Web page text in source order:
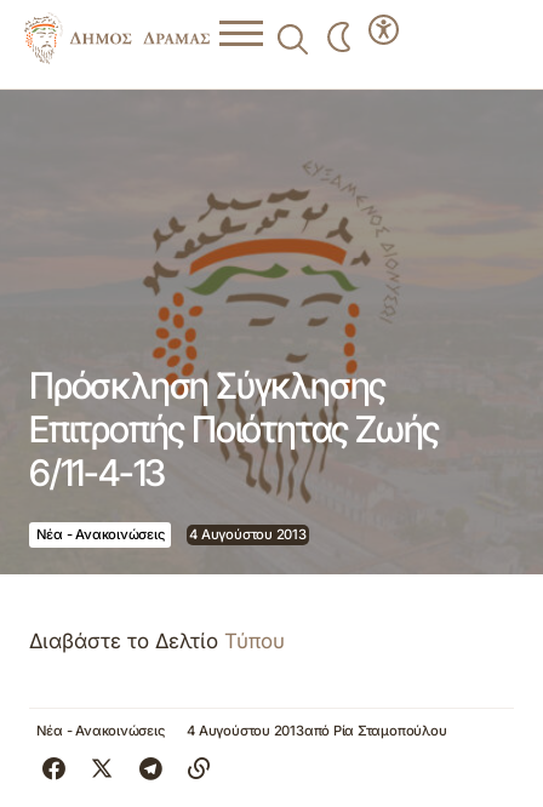
Πρόσκληση Σύγκλησης
Επιτροπής Ποιότητας Ζωής
6/11-4-13
Νέα - Ανακοινώσεις 4 Αυγούστου 2013
Διαβάστε το Δελτίο Τύπου
Νέα - Ανακοινώσεις 4 Αυγούστου 2013από Ρία Σταμοπούλου